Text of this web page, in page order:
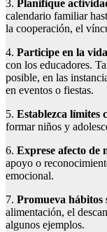
3. Planifique
calendario familiar
la cooperación, el
4. Participe en la
con los educadores.
posible, en las
en eventos o fiestas.
5. Establezca límites
formar niños y
6. Exprese afecto de
apoyo o
emocional.
7. Promueva hábitos
alimentación, el
algunos ejemplos.